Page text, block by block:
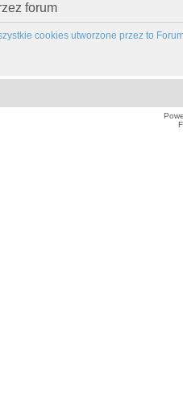
forum
cookies utworzone przez to